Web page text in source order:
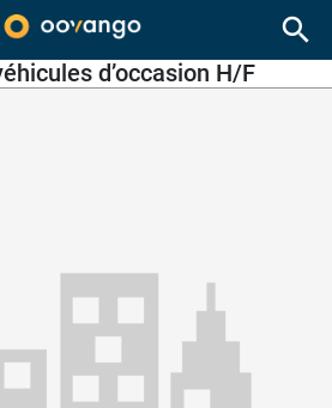
search
d’occasion H/F